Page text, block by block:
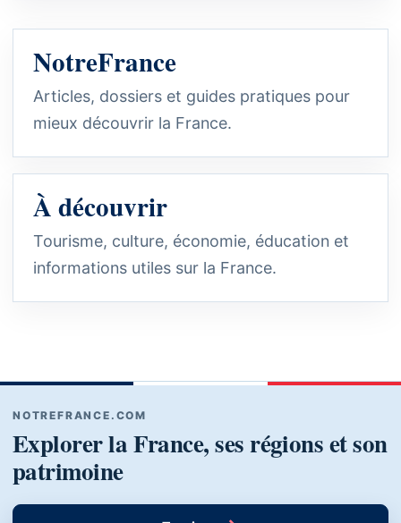
NotreFrance
Articles, dossiers et guides pratiques pour
mieux découvrir la France.
À découvrir
Tourisme, culture, économie, éducation et
informations utiles sur la France.
NOTREFRANCE.COM
Explorer la France, ses régions et son
patrimoine